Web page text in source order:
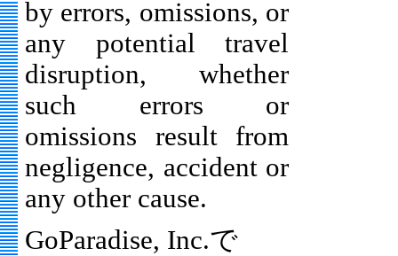
by errors, omissions, or
any potential travel
disruption, whether
such errors or
omissions result from
negligence, accident or
any other cause.
GoParadise, Inc.で